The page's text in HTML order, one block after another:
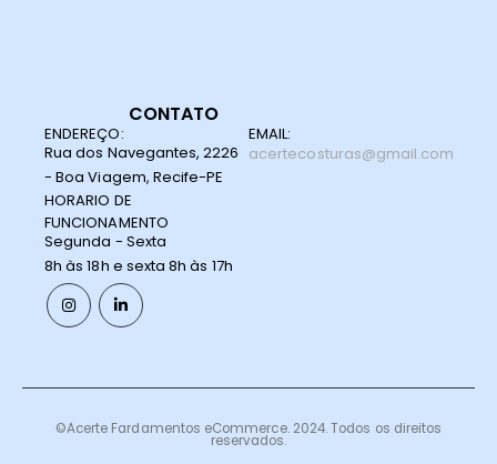
CONTATO
ENDEREÇO:
Rua dos Navegantes, 2226
- Boa Viagem, Recife-PE
EMAIL:
acertecosturas@gmail.com
HORARIO DE
FUNCIONAMENTO
Segunda - Sexta
8h às 18h e sexta 8h às 17h
©Acerte Fardamentos eCommerce. 2024. Todos os direitos
reservados.